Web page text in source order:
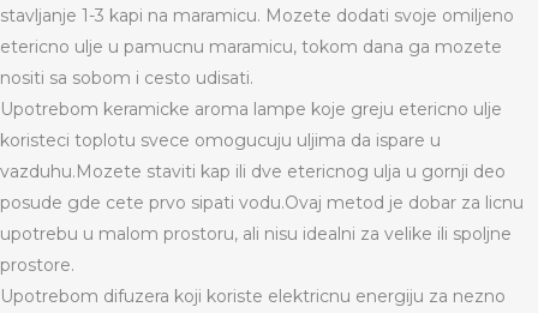
stavljanje 1-3 kapi na maramicu. Mozete dodati svoje omiljeno
etericno ulje u pamucnu maramicu, tokom dana ga mozete
nositi sa sobom i cesto udisati.
Upotrebom keramicke aroma lampe koje greju etericno ulje
koristeci toplotu svece omogucuju uljima da ispare u
vazduhu.Mozete staviti kap ili dve etericnog ulja u gornji deo
posude gde cete prvo sipati vodu.Ovaj metod je dobar za licnu
upotrebu u malom prostoru, ali nisu idealni za velike ili spoljne
prostore.
Upotrebom difuzera koji koriste elektricnu energiju za nezno